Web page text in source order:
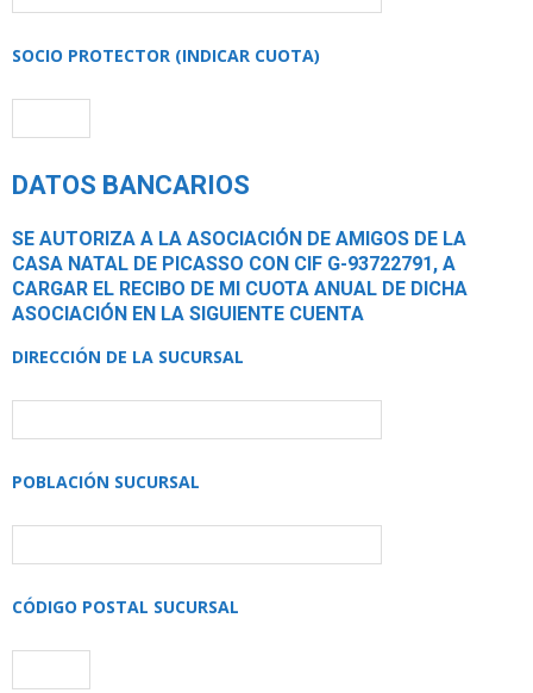
SOCIO PROTECTOR (INDICAR CUOTA)
DATOS BANCARIOS
SE AUTORIZA A LA ASOCIACIÓN DE AMIGOS DE LA
CASA NATAL DE PICASSO CON CIF G-93722791, A
CARGAR EL RECIBO DE MI CUOTA ANUAL DE DICHA
ASOCIACIÓN EN LA SIGUIENTE CUENTA
DIRECCIÓN DE LA SUCURSAL
POBLACIÓN SUCURSAL
CÓDIGO POSTAL SUCURSAL